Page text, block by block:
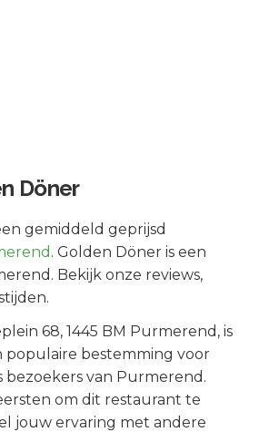
Döner
gemiddeld geprijsd
. Golden Döner is een
Bekijk onze reviews,
68, 1445 BM Purmerend , is
populaire bestemming voor
bezoekers van Purmerend .
om dit restaurant te
jouw ervaring met andere